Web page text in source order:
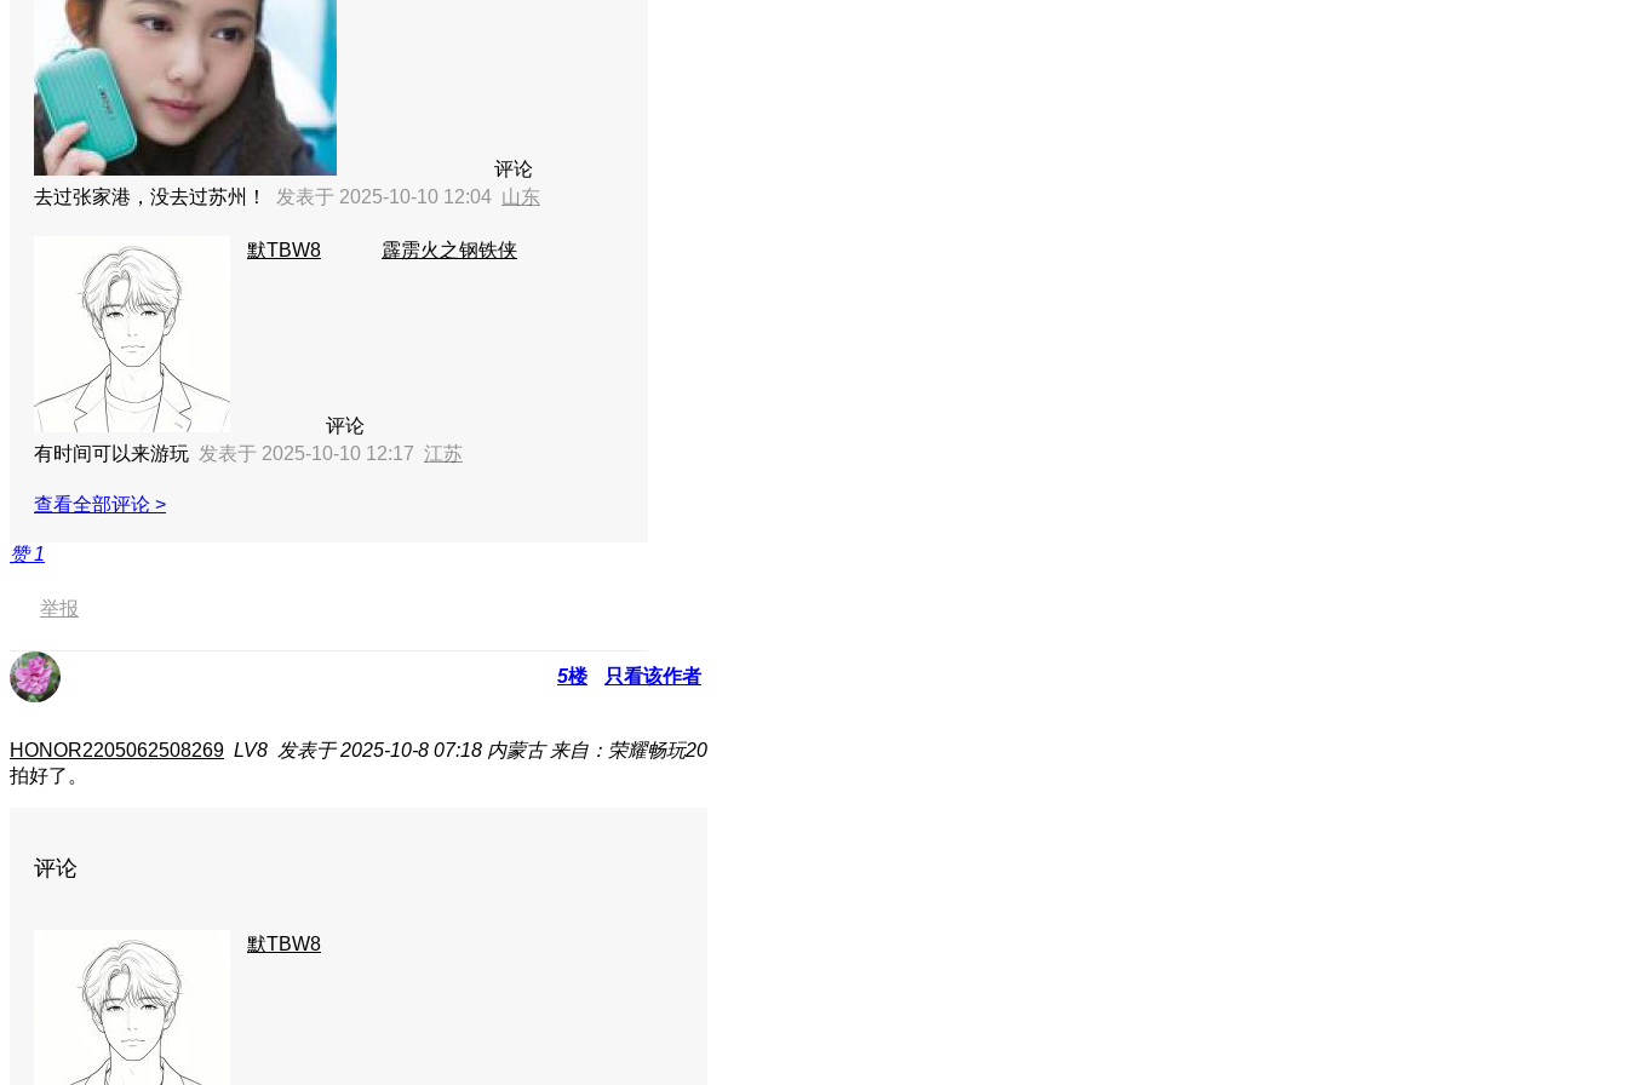
评论
去过张家港，没去过苏州！ 发表于 2025-10-10 12:04 山东
默TBW8
评论
霹雳火之钢铁侠
有时间可以来游玩 发表于 2025-10-10 12:17 江苏
查看全部评论 >
赞1
举报
5楼 只看该作者
HONOR2205062508269 LV8 发表于 2025-10-8 07:18 内蒙古 来自：荣耀畅玩20
拍好了。
评论
默TBW8